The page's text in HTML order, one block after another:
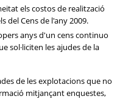
els costos de realització
del Cens de l'any 2009.
anys d'un cens continuo
sol·liciten les ajudes de la
de les explotacions que no
mitjançant enquestes,